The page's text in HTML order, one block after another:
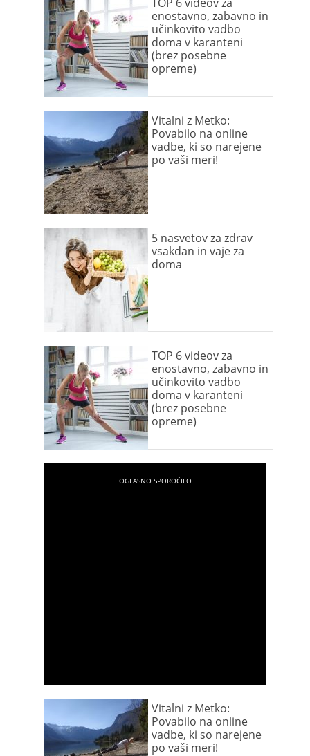
enostavno, zabavno in
učinkovito vadbo
doma v karanteni
(brez posebne
opreme)
Vitalni z Metko:
Povabilo na online
vadbe, ki so narejene
po vaši meri!
5 nasvetov za zdrav
vsakdan in vaje za
doma
TOP 6 videov za
enostavno, zabavno in
učinkovito vadbo
doma v karanteni
(brez posebne
opreme)
Vitalni z Metko:
Povabilo na online
vadbe, ki so narejene
po vaši meri!